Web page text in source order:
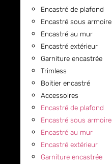
Encastré de plafond
Encastré sous armoire
Encastré au mur
Encastré extérieur
Garniture encastrée
Trimless
Boitier encastré
Accessoires
Encastré de plafond
Encastré sous armoire
Encastré au mur
Encastré extérieur
Garniture encastrée